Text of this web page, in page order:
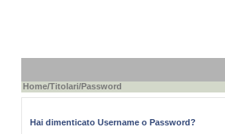
Home/Titolari/Password
Hai dimenticato Username o Password?